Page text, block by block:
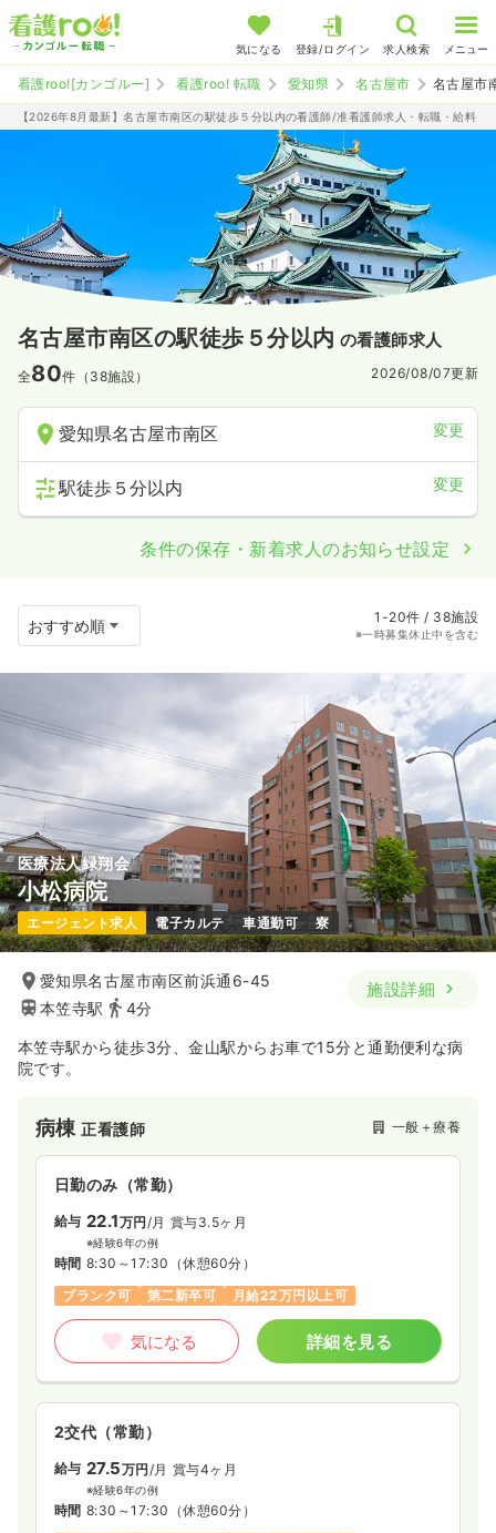
気になる 登録/ログイン 求人検索 メニュー
看護roo![カンゴルー] 看護roo! 転職 愛知県 名古屋市 名古屋市
【2026年8月最新】名古屋市南区の駅徒歩５分以内の看護師/准看護師求人・転職・給料
名古屋市南区の駅徒歩５分以内 の看護師求人
全80件（38施設） 2026/08/07更新
愛知県名古屋市南区 変更
駅徒歩５分以内 変更
条件の保存・新着求人のお知らせ設定
1-20件 / 38施設
※一時募集休止中を含む
医療法人緑翔会
小松病院
エージェント求人 電子カルテ 車通勤可 寮
愛知県名古屋市南区前浜通6-45
本笠寺駅
4分
施設詳細
本笠寺駅から徒歩3分、金山駅からお車で15分と通勤便利な病
院です。
病棟正看護師 一般＋療養
日勤のみ（常勤）
給与 22.1万円 /月 賞与3.5ヶ月
※経験6年の例
時間 8:30～17:30 （休憩60分）
ブランク可
第二新卒可 月給22万円以上可
気になる 詳細を見る
2交代（常勤）
給与 27.5万円/月 賞与4ヶ月
※経験6年の例
時間 8:30～17:30 （休憩60分）